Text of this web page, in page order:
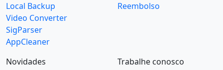
Local Backup
Video Converter
SigParser
AppCleaner
Reembolso
Novidades
Trabalhe conosco